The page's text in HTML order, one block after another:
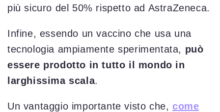
più sicuro del 50% rispetto ad AstraZeneca.
Infine, essendo un vaccino che usa una
tecnologia ampiamente sperimentata, può
essere prodotto in tutto il mondo in
larghissima scala.
Un vantaggio importante visto che, come